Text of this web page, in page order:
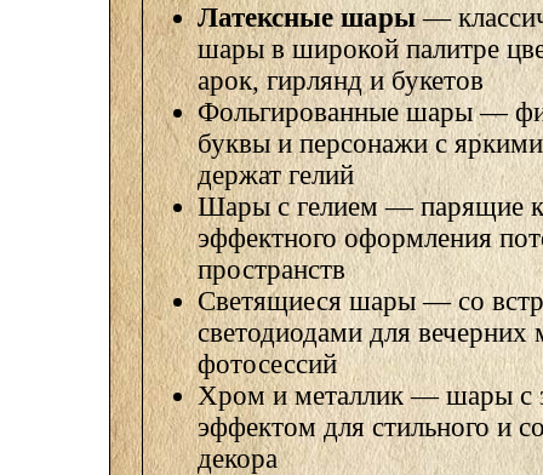
Латексные шары—
шары в широкой палитре
арок, гирлянд и букетов
Фольгированные шары —
буквы и персонажи с
держат гелий
Шары с гелием — парящие
эффектного оформления
пространств
Светящиеся шары — со
светодиодами для вечерних
фотосессий
Хром и металлик — шары с
эффектом для стильного и
декора